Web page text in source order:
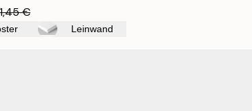
€
Leinwand